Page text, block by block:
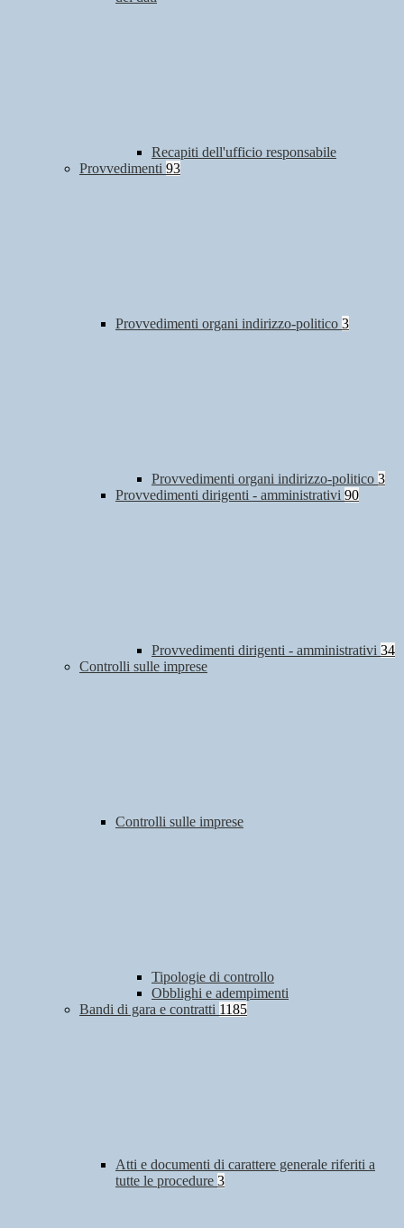
Recapiti dell'ufficio responsabile
Provvedimenti 93
Provvedimenti organi indirizzo-politico 3
Provvedimenti organi indirizzo-politico 3
Provvedimenti dirigenti - amministrativi 90
Provvedimenti dirigenti - amministrativi 34
Controlli sulle imprese
Controlli sulle imprese
Tipologie di controllo
Obblighi e adempimenti
Bandi di gara e contratti 1185
Atti e documenti di carattere generale riferiti a
tutte le procedure 3